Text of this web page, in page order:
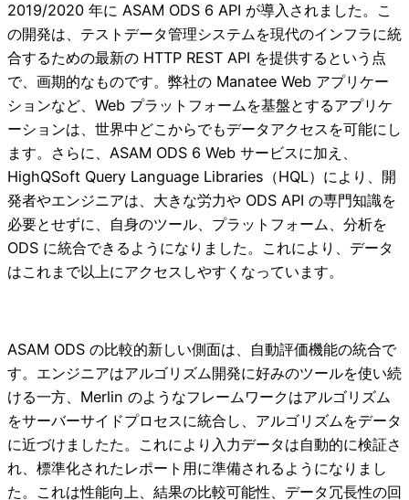
2019/2020 年に ASAM ODS 6 API が導入されました。こ
の開発は、テストデータ管理システムを現代のインフラに統
合するための最新の HTTP REST API を提供するという点
で、画期的なものです。弊社の Manatee Web アプリケー
ションなど、Web プラットフォームを基盤とするアプリケ
ーションは、世界中どこからでもデータアクセスを可能にし
ます。さらに、ASAM ODS 6 Web サービスに加え、
HighQSoft Query Language Libraries（HQL）により、開
発者やエンジニアは、大きな労力や ODS API の専門知識を
必要とせずに、自身のツール、プラットフォーム、分析を
ODS に統合できるようになりました。これにより、データ
はこれまで以上にアクセスしやすくなっています。
ASAM ODS の比較的新しい側面は、自動評価機能の統合で
す。エンジニアはアルゴリズム開発に好みのツールを使い続
ける一方、Merlin のようなフレームワークはアルゴリズム
をサーバーサイドプロセスに統合し、アルゴリズムをデータ
に近づけましたた。これにより入力データは自動的に検証さ
れ、標準化されたレポート用に準備されるようになりまし
た。これは性能向上、結果の比較可能性、データ冗長性の回